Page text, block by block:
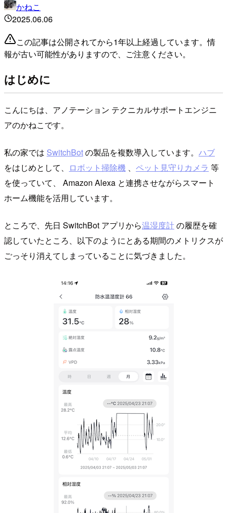
かねこ
2025.06.06
この記事は公開されてから1年以上経過しています。情
報が古い可能性がありますので、ご注意ください。
はじめに
こんにちは、アノテーション テクニカルサポートエンジニ
アのかねこです。
私の家では SwitchBotの製品を複数導入しています。 ハブ
をはじめとして、
ロボット掃除機 、 ペット見守りカメラ 等
を使っていて、 Amazon Alexa と連携させながらスマート
ホーム機能を活用しています。
ところで、先日 SwitchBot アプリから温湿度計の履歴を確
認していたところ、以下のようにとある期間のメトリクスが
ごっそり消えてしまっていることに気づきました。